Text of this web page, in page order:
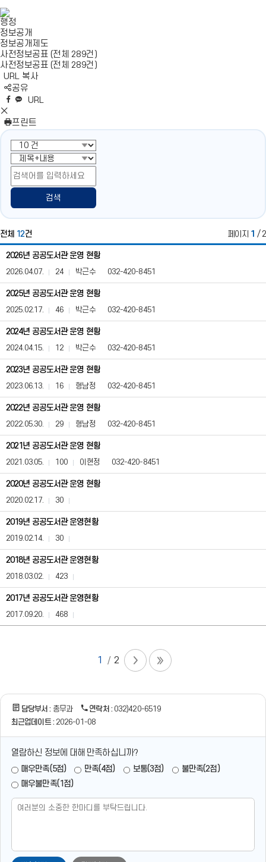
행정
정보공개
정보공개제도
사전정보공표 (전체 289건)
사전정보공표 (전체 289건)
URL 복사
공유
N
영
역
펼
치
기
네
이
버
밴
엑
스
공
유
페
스
북
공
유
카
오
톡
공
유
URL
S
N
S
영
역
닫
기
프린트
검색
전체 12건 페이지 1 / 2
공
공
도
서
관
황
운
영
내
용
전
정
보
공
게
판
은
번
호,
목,
록
일,
조
회
수,
첨
부,
담
당
를
2026년 공공도서관 운영 현황
2026.04.07. 24 박근수 032-420-8451
2025년 공공도서관 운영 현황
2025.02.17. 46 박근수 032-420-8451
2024년 공공도서관 운영 현황
2024.04.15. 12 박근수 032-420-8451
2023년 공공도서관 운영 현황
2023.06.13. 16 형남정 032-420-8451
2022년 공공도서관 운영 현황
2022.05.30. 29 형남정 032-420-8451
2021년 공공도서관 운영 현황
2021.03.05. 100 이현정 032-420-8451
2020년 공공도서관 운영 현황
2020.02.17. 30
2019년 공공도서관 운영현황
2019.02.14. 30
2018년 공공도서관 운영현황
2018.03.02. 423
2017년 공공도서관 운영현황
2017.09.20. 468
1 2
담당부서 : 총무과 연락처 : 032)420-6519
최근업데이트 : 2026-01-08
열람하신 정보에 대해 만족하십니까?
매우만족(5점) 만족(4점) 보통(3점)
불만족(2점)
매우불만족(1점)